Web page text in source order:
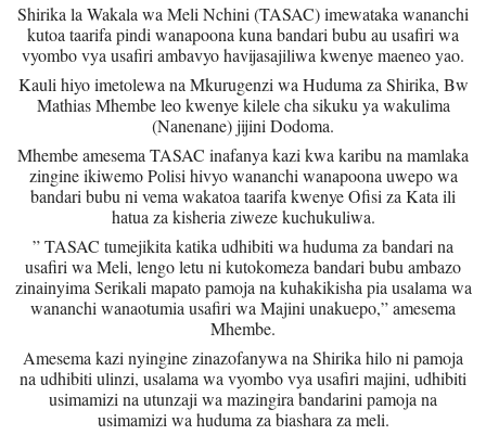
Shirika la Wakala wa Meli Nchini (TASAC) imewataka wananchi
kutoa taarifa pindi wanapoona kuna bandari bubu au usafiri wa
vyombo vya usafiri ambavyo havijasajiliwa kwenye maeneo yao.
Kauli hiyo imetolewa na Mkurugenzi wa Huduma za Shirika, Bw
Mathias Mhembe leo kwenye kilele cha sikuku ya wakulima
(Nanenane) jijini Dodoma.
Mhembe amesema TASAC inafanya kazi kwa karibu na mamlaka
zingine ikiwemo Polisi hivyo wananchi wanapoona uwepo wa
bandari bubu ni vema wakatoa taarifa kwenye Ofisi za Kata ili
hatua za kisheria ziweze kuchukuliwa.
” TASAC tumejikita katika udhibiti wa huduma za bandari na
usafiri wa Meli, lengo letu ni kutokomeza bandari bubu ambazo
zinainyima Serikali mapato pamoja na kuhakikisha pia usalama wa
wananchi wanaotumia usafiri wa Majini unakuepo,” amesema
Mhembe.
Amesema kazi nyingine zinazofanywa na Shirika hilo ni pamoja
na udhibiti ulinzi, usalama wa vyombo vya usafiri majini, udhibiti
usimamizi na utunzaji wa mazingira bandarini pamoja na
usimamizi wa huduma za biashara za meli.